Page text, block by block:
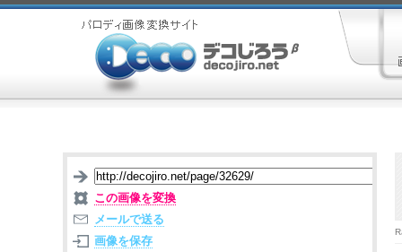
この画像を変換
メールで送る
画像を保存